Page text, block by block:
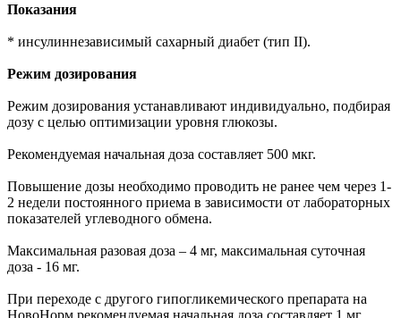
Показания
* инсулиннезависимый сахарный диабет (тип II).
Режим дозирования
Режим дозирования устанавливают индивидуально, подбирая
дозу с целью оптимизации уровня глюкозы.
Рекомендуемая начальная доза составляет 500 мкг.
Повышение дозы необходимо проводить не ранее чем через 1-
2 недели постоянного приема в зависимости от лабораторных
показателей углеводного обмена.
Максимальная разовая доза – 4 мг, максимальная суточная
доза - 16 мг.
При переходе с другого гипогликемического препарата на
НовоНорм рекомендуемая начальная доза составляет 1 мг.